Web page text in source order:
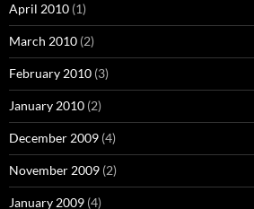
April 2010 (1)
March 2010 (2)
February 2010 (3)
January 2010 (2)
December 2009 (4)
November 2009 (2)
January 2009 (4)